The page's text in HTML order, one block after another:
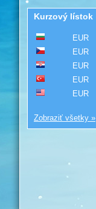
Kurzový lístok
EUR
EUR
EUR
EUR
EUR
Zobraziť všetky »